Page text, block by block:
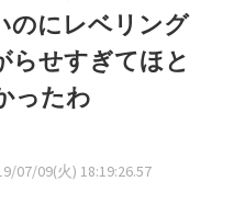
のにレベリング
らせすぎてほと
ったわ
07/09(火) 18:19:26.57